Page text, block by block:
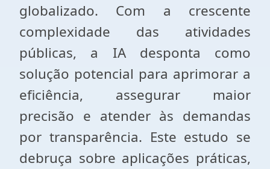
globalizado. Com a crescente
complexidade das atividades
públicas, a IA desponta como
solução potencial para aprimorar a
eficiência, assegurar maior
precisão e atender às demandas
por transparência. Este estudo se
debruça sobre aplicações práticas,